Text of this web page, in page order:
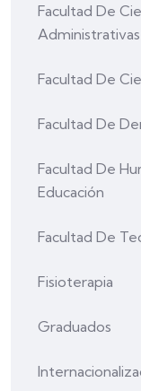
Facultad De
Administrativas
Facultad De
Facultad De
Facultad De
Educación
Facultad De
Fisioterapia
Graduados